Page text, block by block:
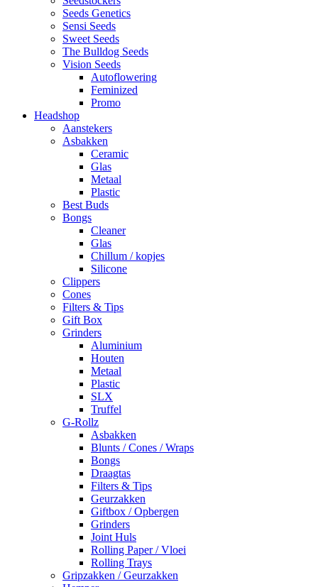
Seeds Genetics
Sensi Seeds
Sweet Seeds
The Bulldog Seeds
Vision Seeds
Autoflowering
Feminized
Promo
Headshop
Aanstekers
Asbakken
Ceramic
Glas
Metaal
Plastic
Best Buds
Bongs
Cleaner
Glas
Chillum / kopjes
Silicone
Clippers
Cones
Filters & Tips
Gift Box
Grinders
Aluminium
Houten
Metaal
Plastic
SLX
Truffel
G-Rollz
Asbakken
Blunts / Cones / Wraps
Bongs
Draagtas
Filters & Tips
Geurzakken
Giftbox / Opbergen
Grinders
Joint Huls
Rolling Paper / Vloei
Rolling Trays
Gripzakken / Geurzakken